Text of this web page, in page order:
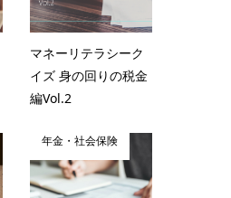
マネーリテラシーク
イズ 身の回りの税金
編Vol.2
年金・社会保険